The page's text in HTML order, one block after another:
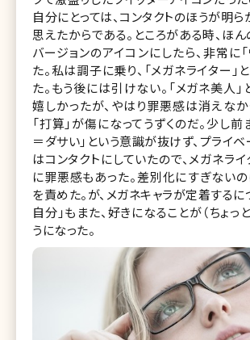
自分にとっては、コンタクトのほうが明ら
思えたからである。ところがある時、ほ
バージョンのアイコンにしたら、非常に
た。私は調子に乗り、「メガネライター」
た。もう後には引けない。「メガネ美人
嬉しかったが、やはり罪悪感は消えな
「打算」が傷になってうずくのだ。少し前
＝ダサい」という意識が抜けず、プライ
はコンタクトにしていたので、メガネラ
に罪悪感もあった。差別化にすぎない
を責めた。が、メガネキャラが定着するに
自分」もまた、好きになることが（ちょっ
うになった。